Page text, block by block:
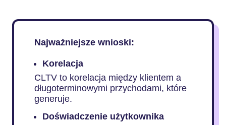
Najważniejsze wnioski:
Korelacja
CLTV to korelacja między klientem a
długoterminowymi przychodami, które
generuje.
Doświadczenie użytkownika